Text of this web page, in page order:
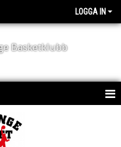
LOGGA IN
Basketklubb